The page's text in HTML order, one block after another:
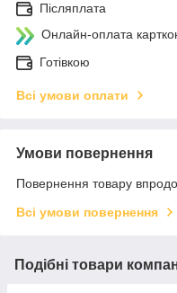
Післяплата
Онлайн-оплата
Готівкою
Всі умови оплати
Умови повернення
Повернення товару
Всі умови повернення
Подібні товари